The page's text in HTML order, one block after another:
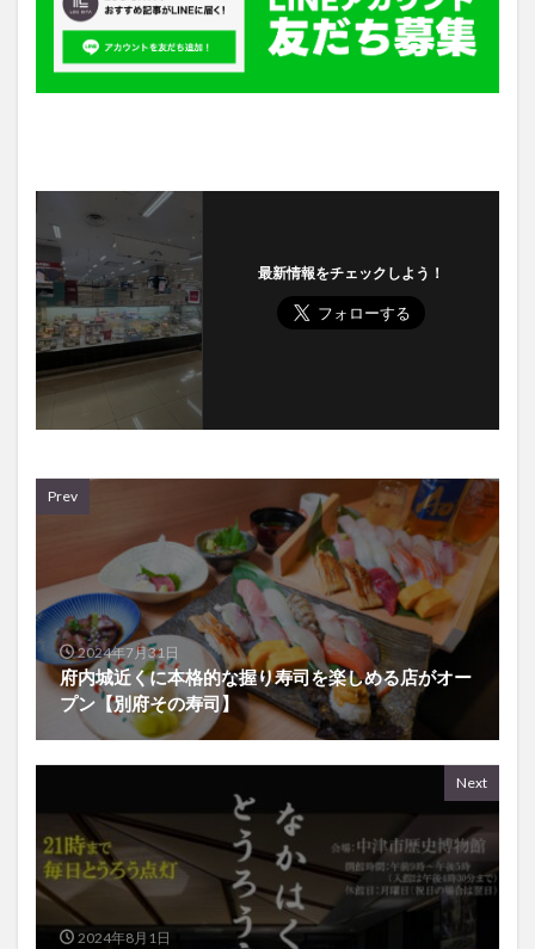
最新情報をチェックしよう！
Prev
2024年7月31日
府内城近くに本格的な握り寿司を楽しめる店がオー
プン【別府その寿司】
Next
2024年8月1日